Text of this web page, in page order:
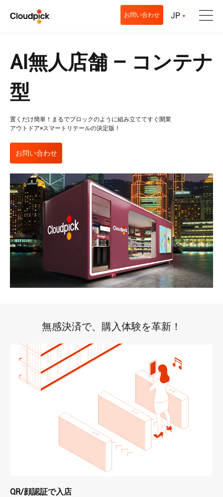
お問い合わせ JP
AI無人店舗 – コンテナ
型
置くだけ簡単！まるでブロックのように組み立ててすぐ開業
アウトドア×スマートリテールの決定版！
お問い合わせ
無感決済で、購入体験を革新！
QR/顔認証で入店